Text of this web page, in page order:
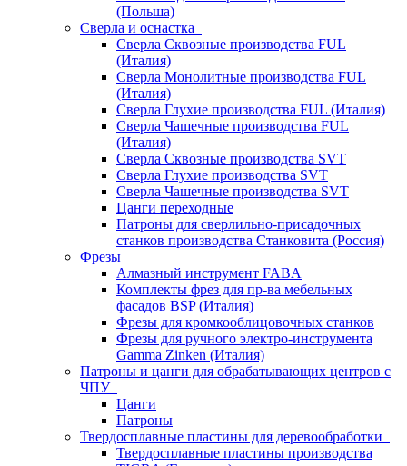
(Польша)
Сверла и оснастка
Сверла Сквозные производства FUL
(Италия)
Сверла Монолитные производства FUL
(Италия)
Сверла Глухие производства FUL (Италия)
Сверла Чашечные производства FUL
(Италия)
Сверла Сквозные производства SVT
Сверла Глухие производства SVT
Сверла Чашечные производства SVT
Цанги переходные
Патроны для сверлильно-присадочных
станков производства Станковита (Россия)
Фрезы
Алмазный инструмент FABA
Комплекты фрез для пр-ва мебельных
фасадов BSP (Италия)
Фрезы для кромкооблицовочных станков
Фрезы для ручного электро-инструмента
Gamma Zinken (Италия)
Патроны и цанги для обрабатывающих центров с
ЧПУ
Цанги
Патроны
Твердосплавные пластины для деревообработки
Твердосплавные пластины производства